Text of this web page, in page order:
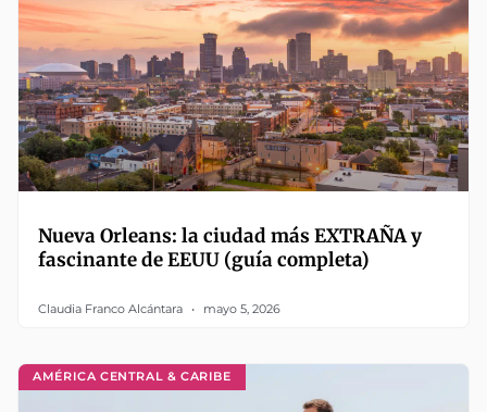
Nueva Orleans: la ciudad más EXTRAÑA y
fascinante de EEUU (guía completa)
Claudia Franco Alcántara mayo 5, 2026
AMÉRICA CENTRAL & CARIBE